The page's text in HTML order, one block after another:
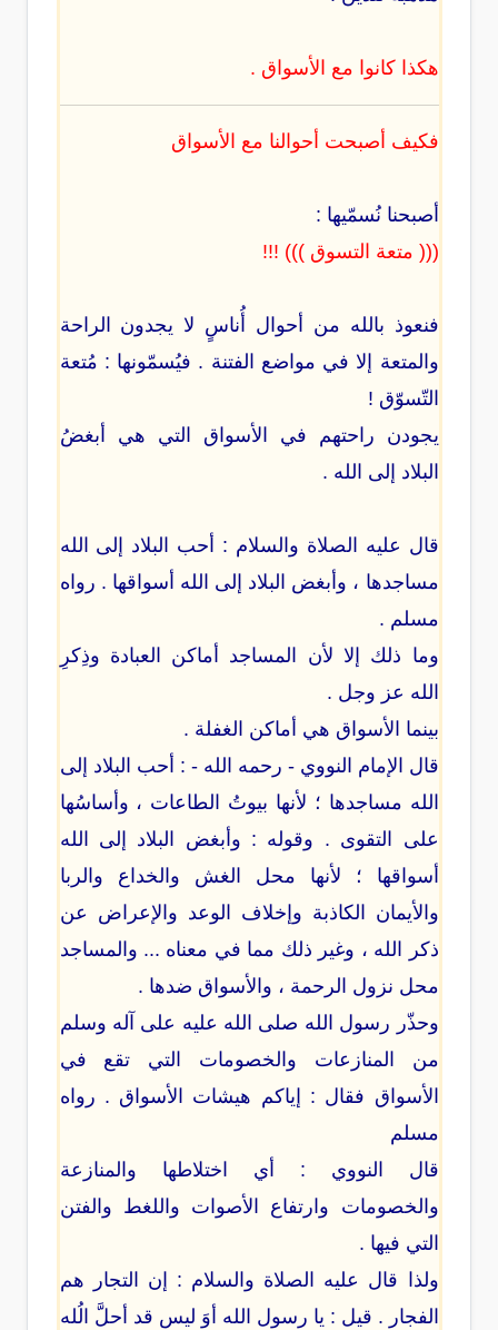
هكذا كانوا مع الأسواق .
فكيف أصبحت أحوالنا مع الأسواق
أصبحنا نُسمّيها :
((( متعة التسوق ))) !!!
فنعوذ بالله من أحوال أُناسٍ لا يجدون الراحة
والمتعة إلا في مواضع الفتنة . فيُسمّونها : مُتعة
التّسوّق !
يجودن راحتهم في الأسواق التي هي أبغضُ
البلاد إلى الله .
قال عليه الصلاة والسلام : أحب البلاد إلى الله
مساجدها ، وأبغض البلاد إلى الله أسواقها . رواه
مسلم .
وما ذلك إلا لأن المساجد أماكن العبادة وذِكرِ
الله عز وجل .
بينما الأسواق هي أماكن الغفلة .
قال الإمام النووي - رحمه الله - : أحب البلاد إلى
الله مساجدها ؛ لأنها بيوتُ الطاعات ، وأساسُها
على التقوى . وقوله : وأبغض البلاد إلى الله
أسواقها ؛ لأنها محل الغش والخداع والربا
والأيمان الكاذبة وإخلاف الوعد والإعراض عن
ذكر الله ، وغير ذلك مما في معناه ... والمساجد
محل نزول الرحمة ، والأسواق ضدها .
وحذّر رسول الله صلى الله عليه على آله وسلم
من المنازعات والخصومات التي تقع في
الأسواق فقال : إياكم هيشات الأسواق . رواه
مسلم
قال النووي : أي اختلاطها والمنازعة
والخصومات وارتفاع الأصوات واللغط والفتن
التي فيها .
ولذا قال عليه الصلاة والسلام : إن التجار هم
الفجار . قيل : يا رسول الله أوَ ليس قد أحلَّ الُله